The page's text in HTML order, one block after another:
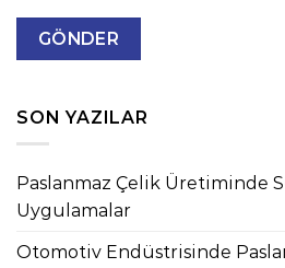
SON YAZILAR
Paslanmaz Çelik Üretiminde
Uygulamalar
Otomotiv Endüstrisinde